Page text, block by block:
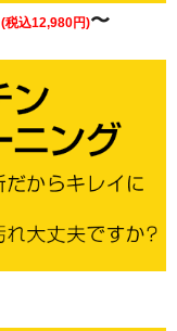
(税込12,980円)〜